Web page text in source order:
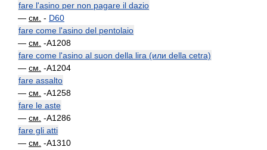
fare l'asino per non pagare il dazio
— см. - D60
fare come l'asino del pentolaio
— см. -A1208
fare come l'asino al suon della lira (или della cetra)
— см. -A1204
fare assalto
— см. -A1258
fare le aste
— см. -A1286
fare gli atti
— см. -A1310